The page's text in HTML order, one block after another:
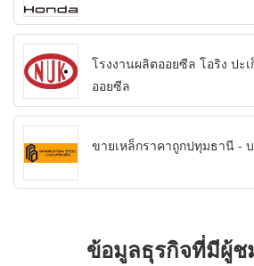
โรงงานผลิตออยซีล โอริง ปะเ
ออยซีล
ขายเหล็กราคาถูกปทุมธานี -
ข้อมูลธุรกิจที่มีผู้ช